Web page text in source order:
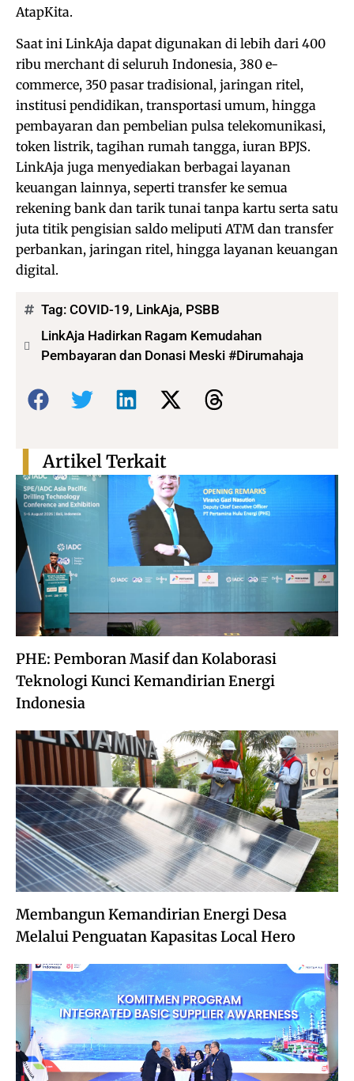
AtapKita.
Saat ini LinkAja dapat digunakan di lebih dari 400
ribu merchant di seluruh Indonesia, 380 e-
commerce, 350 pasar tradisional, jaringan ritel,
institusi pendidikan, transportasi umum, hingga
pembayaran dan pembelian pulsa telekomunikasi,
token listrik, tagihan rumah tangga, iuran BPJS.
LinkAja juga menyediakan berbagai layanan
keuangan lainnya, seperti transfer ke semua
rekening bank dan tarik tunai tanpa kartu serta satu
juta titik pengisian saldo meliputi ATM dan transfer
perbankan, jaringan ritel, hingga layanan keuangan
digital.
Tag: COVID-19, LinkAja, PSBB
LinkAja Hadirkan Ragam Kemudahan
Pembayaran dan Donasi Meski #Dirumahaja
Bagikan:
PHE: Pemboran Masif dan Kolaborasi
Teknologi Kunci Kemandirian Energi
Indonesia
Membangun Kemandirian Energi Desa
Melalui Penguatan Kapasitas Local Hero
Artikel Terkait